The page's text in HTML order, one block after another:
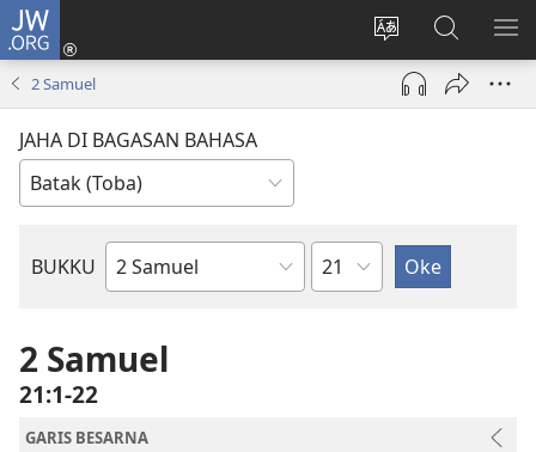
JW.ORG
Ganti
hata
situs
Log
(opens
Lului
di
JW.ORG
2 Samuel
JAHA DI BAGASAN BAHASA
BUKKU
Bukku
Bindu
2 Samuel
21:1-22
GARIS BESARNA